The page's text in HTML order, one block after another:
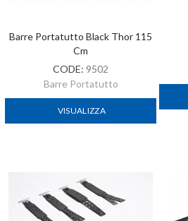
Barre Portatutto Black Thor 115
Cm
CODE: 9502
Barre Portatutto
VISUALIZZA